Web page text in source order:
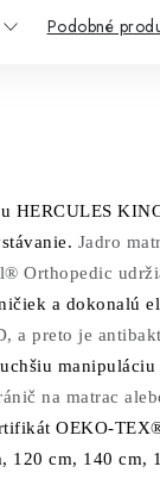
Podobné
HERCULES
Jadro
Orthopedic
a dokonalú
a preto je
manipuláciu
na matrac
OEKO-
120 cm, 140 cm,